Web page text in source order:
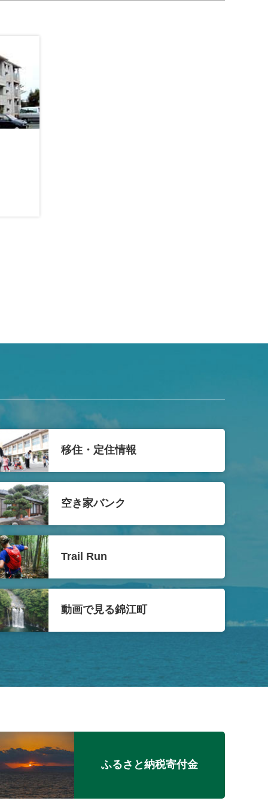
移住・定住情報
空き家バンク
Trail Run
動画で見る錦江町
ふるさと納税寄付金